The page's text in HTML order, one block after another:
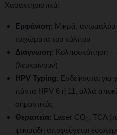
Χαρακτηριστικά:
Εμφάνιση: Μικρά, ανωμάλου
τοιχώματα του κόλπου
Διάγνωση: Κολποσκόπηση +
(λευκαίνουν)
HPV Typing: Ενδείκνυται
πάντα HPV 6 ή 11, αλλά
σημαντικός
Θεραπεία: Laser CO₂, TCA
ιμικιμόδη αποφεύγεται